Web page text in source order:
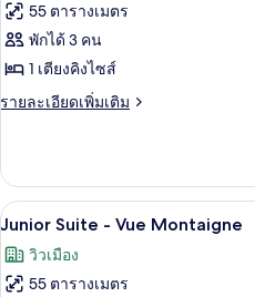
ทั้งหมด
ของ
Junior
Suite
Prestige
55 ตารางเมตร
พักได้ 3 คน
1 เตียงคิงไซส์
รายละเอียดเพิ่มเติม
ราย
เกี่ยว
กับ
Junior
Prestige
เปิด
ภาพถ่าย
ทั้งหมด
4
Junior Suite - Vue Montaigne
วิวเมือง
55 ตารางเมตร